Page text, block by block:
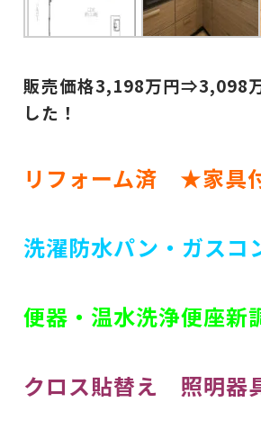
販売価格3,198万円⇒3,098
した！
リフォーム済 ★家具
洗濯防水パン・ガスコ
便器・温水洗浄便座新
クロス貼替え 照明器